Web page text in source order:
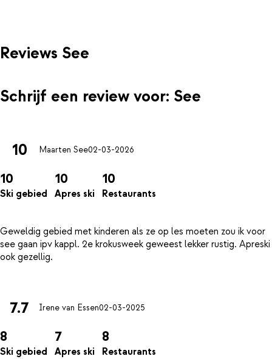
Reviews See
Schrijf een review voor: See
10 Maarten See02-03-2026
10
Ski gebied
10
Apres ski
10
Restaurants
Geweldig gebied met kinderen als ze op les moeten zou ik voor
see gaan ipv kappl. 2e krokusweek geweest lekker rustig. Apreski
ook gezellig.
7.7 Irene van Essen02-03-2025
8
Ski gebied
7
Apres ski
8
Restaurants